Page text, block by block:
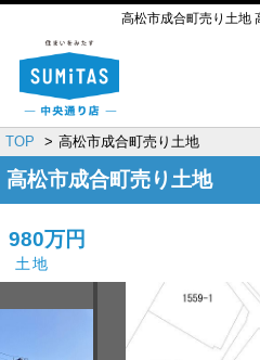
高松市成合町売り土地
TOP 高松市成合町売り土地
高松市成合町売り土地
980万円
土地